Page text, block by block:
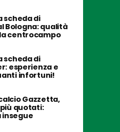
scheda di
Bologna: qualità
centrocampo
scheda di
esperienza e
infortuni!
Gazzetta,
quotati:
insegue